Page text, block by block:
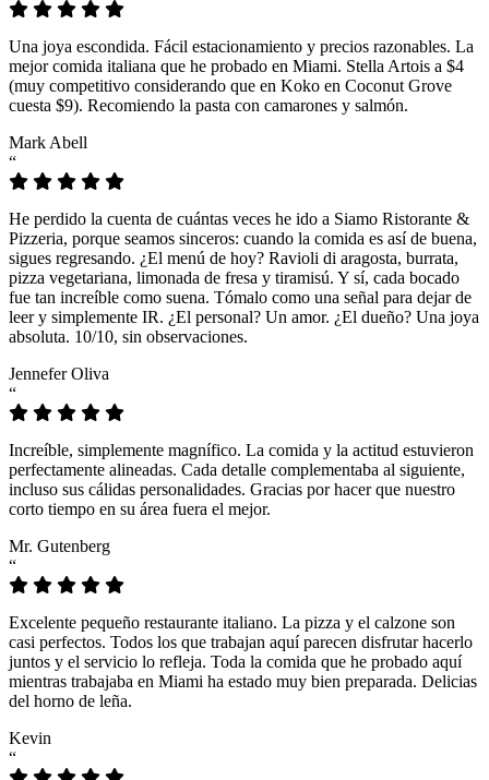
Una joya escondida. Fácil estacionamiento y precios razonables. La
mejor comida italiana que he probado en Miami. Stella Artois a $4
(muy competitivo considerando que en Koko en Coconut Grove
cuesta $9). Recomiendo la pasta con camarones y salmón.
Mark Abell
“
He perdido la cuenta de cuántas veces he ido a Siamo Ristorante &
Pizzeria, porque seamos sinceros: cuando la comida es así de buena,
sigues regresando. ¿El menú de hoy? Ravioli di aragosta, burrata,
pizza vegetariana, limonada de fresa y tiramisú. Y sí, cada bocado
fue tan increíble como suena. Tómalo como una señal para dejar de
leer y simplemente IR. ¿El personal? Un amor. ¿El dueño? Una joya
absoluta. 10/10, sin observaciones.
Jennefer Oliva
“
Increíble, simplemente magnífico. La comida y la actitud estuvieron
perfectamente alineadas. Cada detalle complementaba al siguiente,
incluso sus cálidas personalidades. Gracias por hacer que nuestro
corto tiempo en su área fuera el mejor.
Mr. Gutenberg
“
Excelente pequeño restaurante italiano. La pizza y el calzone son
casi perfectos. Todos los que trabajan aquí parecen disfrutar hacerlo
juntos y el servicio lo refleja. Toda la comida que he probado aquí
mientras trabajaba en Miami ha estado muy bien preparada. Delicias
del horno de leña.
Kevin
“